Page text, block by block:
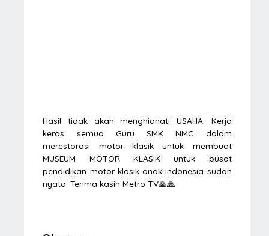
Hasil tidak akan menghianati USAHA. Kerja
keras semua Guru SMK NMC dalam
merestorasi motor klasik untuk membuat
MUSEUM MOTOR KLASIK untuk pusat
pendidikan motor klasik anak Indonesia sudah
nyata. Terima kasih Metro TV🙏🙏